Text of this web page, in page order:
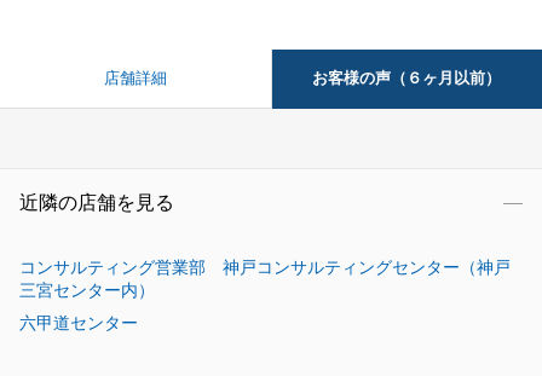
店舗詳細 お客様の声（６ヶ月以前）
近隣の店舗を見る
コンサルティング営業部 神戸コンサルティングセンター（神戸
三宮センター内）
六甲道センター